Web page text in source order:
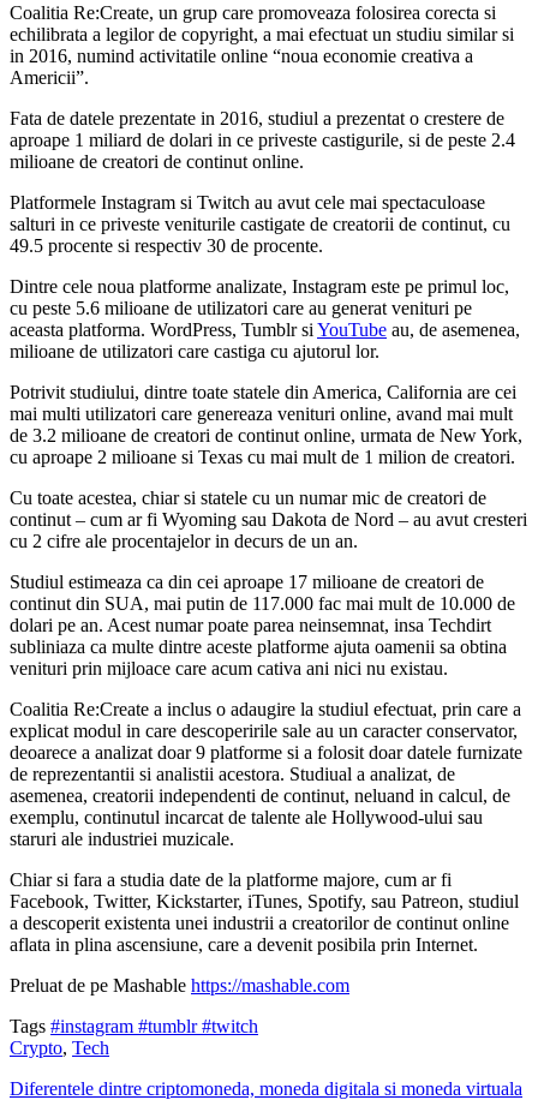
Coalitia Re:Create, un grup care promoveaza folosirea corecta si
echilibrata a legilor de copyright, a mai efectuat un studiu similar si
in 2016, numind activitatile online “noua economie creativa a
Americii”.
Fata de datele prezentate in 2016, studiul a prezentat o crestere de
aproape 1 miliard de dolari in ce priveste castigurile, si de peste 2.4
milioane de creatori de continut online.
Platformele Instagram si Twitch au avut cele mai spectaculoase
salturi in ce priveste veniturile castigate de creatorii de continut, cu
49.5 procente si respectiv 30 de procente.
Dintre cele noua platforme analizate, Instagram este pe primul loc,
cu peste 5.6 milioane de utilizatori care au generat venituri pe
aceasta platforma. WordPress, Tumblr si YouTube au, de asemenea,
milioane de utilizatori care castiga cu ajutorul lor.
Potrivit studiului, dintre toate statele din America, California are cei
mai multi utilizatori care genereaza venituri online, avand mai mult
de 3.2 milioane de creatori de continut online, urmata de New York,
cu aproape 2 milioane si Texas cu mai mult de 1 milion de creatori.
Cu toate acestea, chiar si statele cu un numar mic de creatori de
continut – cum ar fi Wyoming sau Dakota de Nord – au avut cresteri
cu 2 cifre ale procentajelor in decurs de un an.
Studiul estimeaza ca din cei aproape 17 milioane de creatori de
continut din SUA, mai putin de 117.000 fac mai mult de 10.000 de
dolari pe an. Acest numar poate parea neinsemnat, insa Techdirt
subliniaza ca multe dintre aceste platforme ajuta oamenii sa obtina
venituri prin mijloace care acum cativa ani nici nu existau.
Coalitia Re:Create a inclus o adaugire la studiul efectuat, prin care a
explicat modul in care descoperirile sale au un caracter conservator,
deoarece a analizat doar 9 platforme si a folosit doar datele furnizate
de reprezentantii si analistii acestora. Studiual a analizat, de
asemenea, creatorii independenti de continut, neluand in calcul, de
exemplu, continutul incarcat de talente ale Hollywood-ului sau
staruri ale industriei muzicale.
Chiar si fara a studia date de la platforme majore, cum ar fi
Facebook, Twitter, Kickstarter, iTunes, Spotify, sau Patreon, studiul
a descoperit existenta unei industrii a creatorilor de continut online
aflata in plina ascensiune, care a devenit posibila prin Internet.
Preluat de pe Mashable https://mashable.com
Tags #instagram #tumblr#twitch
Crypto, Tech
Diferentele dintre criptomoneda, moneda digitala si moneda virtuala